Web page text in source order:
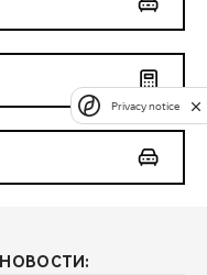
Privacy notice